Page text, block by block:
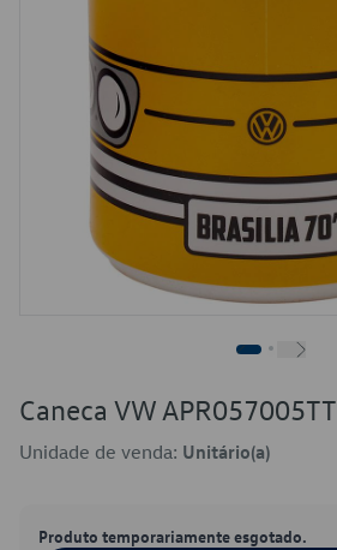
Caneca VW APR057005TT
Unidade de venda: Unitário(a)
Produto temporariamente esgotado.